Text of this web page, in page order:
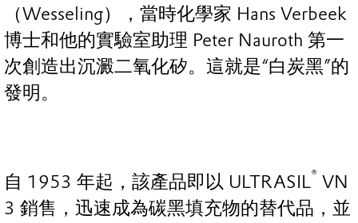
（Wesseling），當時化學家 Hans Verbeek
博士和他的實驗室助理 Peter Nauroth 第一
次創造出沉澱二氧化矽。這就是“白炭黑”的
發明。
自 1953 年起，該產品即以 ULTRASIL® VN
3 銷售，迅速成為碳黑填充物的替代品，並